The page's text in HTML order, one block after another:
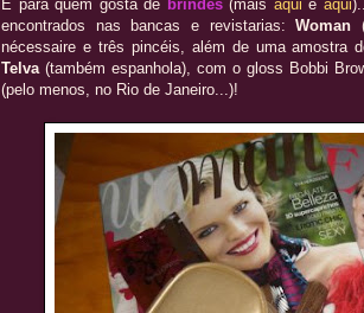
E para quem gosta de brindes(mais aqui e aqui
encontrados nas bancas e revistarias:Woman
nécessaire e três pincéis, além de uma amostra
Telva (também espanhola), com o gloss Bobbi
(pelo menos, no Rio de Janeiro...)!